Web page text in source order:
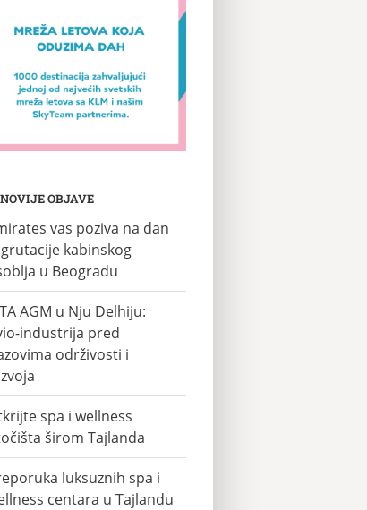
OBJAVE
vas poziva na dan
kabinskog
u Beogradu
AGM u Nju Delhiju:
industrija pred
održivosti i
spa i wellness
širom Tajlanda
luksuznih spa i
centara u Tajlandu